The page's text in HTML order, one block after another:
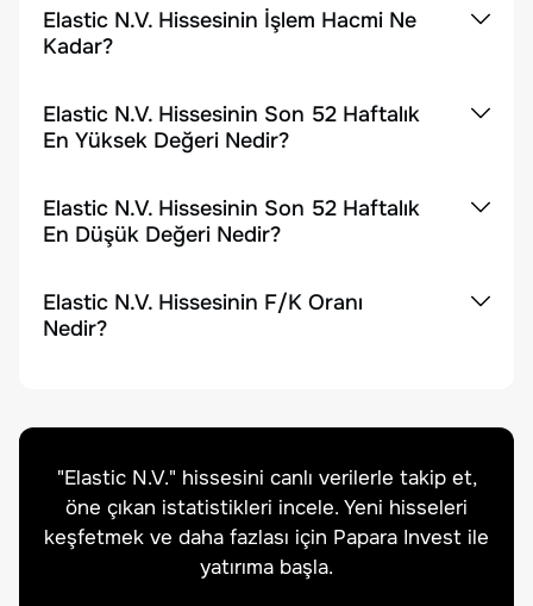
Elastic N.V. Hissesinin İşlem Hacmi Ne
Kadar?
Elastic N.V. Hissesinin Son 52 Haftalık
En Yüksek Değeri Nedir?
Elastic N.V. Hissesinin Son 52 Haftalık
En Düşük Değeri Nedir?
Elastic N.V. Hissesinin F/K Oranı
Nedir?
"Elastic N.V." hissesini canlı verilerle takip et,
öne çıkan istatistikleri incele. Yeni hisseleri
keşfetmek ve daha fazlası için Papara Invest ile
yatırıma başla.